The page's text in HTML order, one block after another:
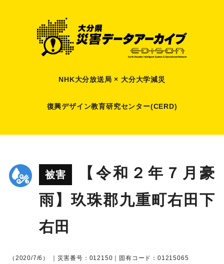
NHK大分放送局 × 大分大学減災
復興デザイン教育研究センター(CERD)
被害
【令和２年７月豪
雨】玖珠郡九重町右田下
右田
（2020/7/6） ｜災害番号：012150｜固有コード：01215065